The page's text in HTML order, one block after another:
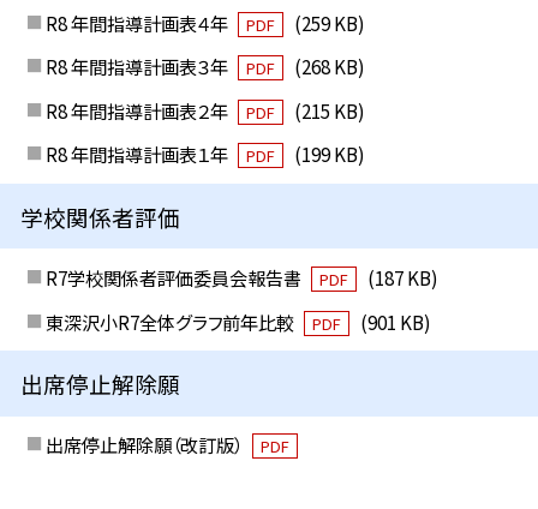
R8 年間指導計画表４年
PDF
(259 KB)
R8 年間指導計画表３年
PDF
(268 KB)
R8 年間指導計画表２年
PDF
(215 KB)
R8 年間指導計画表１年
PDF (199 KB)
学校関係者評価
R7学校関係者評価委員会報告書 PDF
(187 KB)
東深沢小R7全体グラフ前年比較
PDF (901 KB)
出席停止解除願
出席停止解除願（改訂版） PDF